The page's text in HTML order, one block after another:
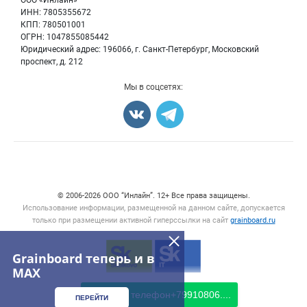
Показать телефон+79910806....
Grainboard теперь и в
MAX
ПЕРЕЙТИ
ИНН: 7805355672
КПП: 780501001
ОГРН: 1047855085442
Юридический адрес: 196066, г. Санкт-Петербург, Московский
проспект, д. 212
Мы в соцсетях:
© 2006‑2026 ООО “Инлайн”. 12+ Все права защищены.
Использование информации, размещенной на данном сайте, допускается
только при размещении активной гиперссылки на сайт grainboard.ru